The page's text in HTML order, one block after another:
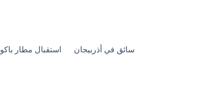
سائق في أذربيجان استقبال مطار باكو